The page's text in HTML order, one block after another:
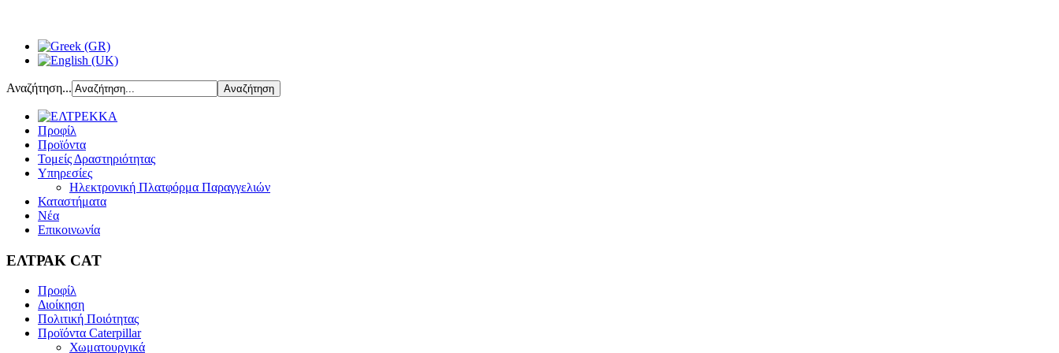
Αναζήτηση...
Προφίλ
Προϊόντα
Τομείς Δραστηριότητας
Υπηρεσίες
Ηλεκτρονική Πλατφόρμα Παραγγελιών
Καταστήματα
Νέα
Επικοινωνία
ΕΛΤΡΑΚ CAT
Προφίλ
Διοίκηση
Πολιτική Ποιότητας
Προϊόντα Caterpillar
Χωματουργικά